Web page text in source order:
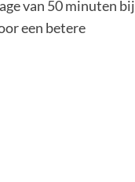
van 50 minuten bij
een betere